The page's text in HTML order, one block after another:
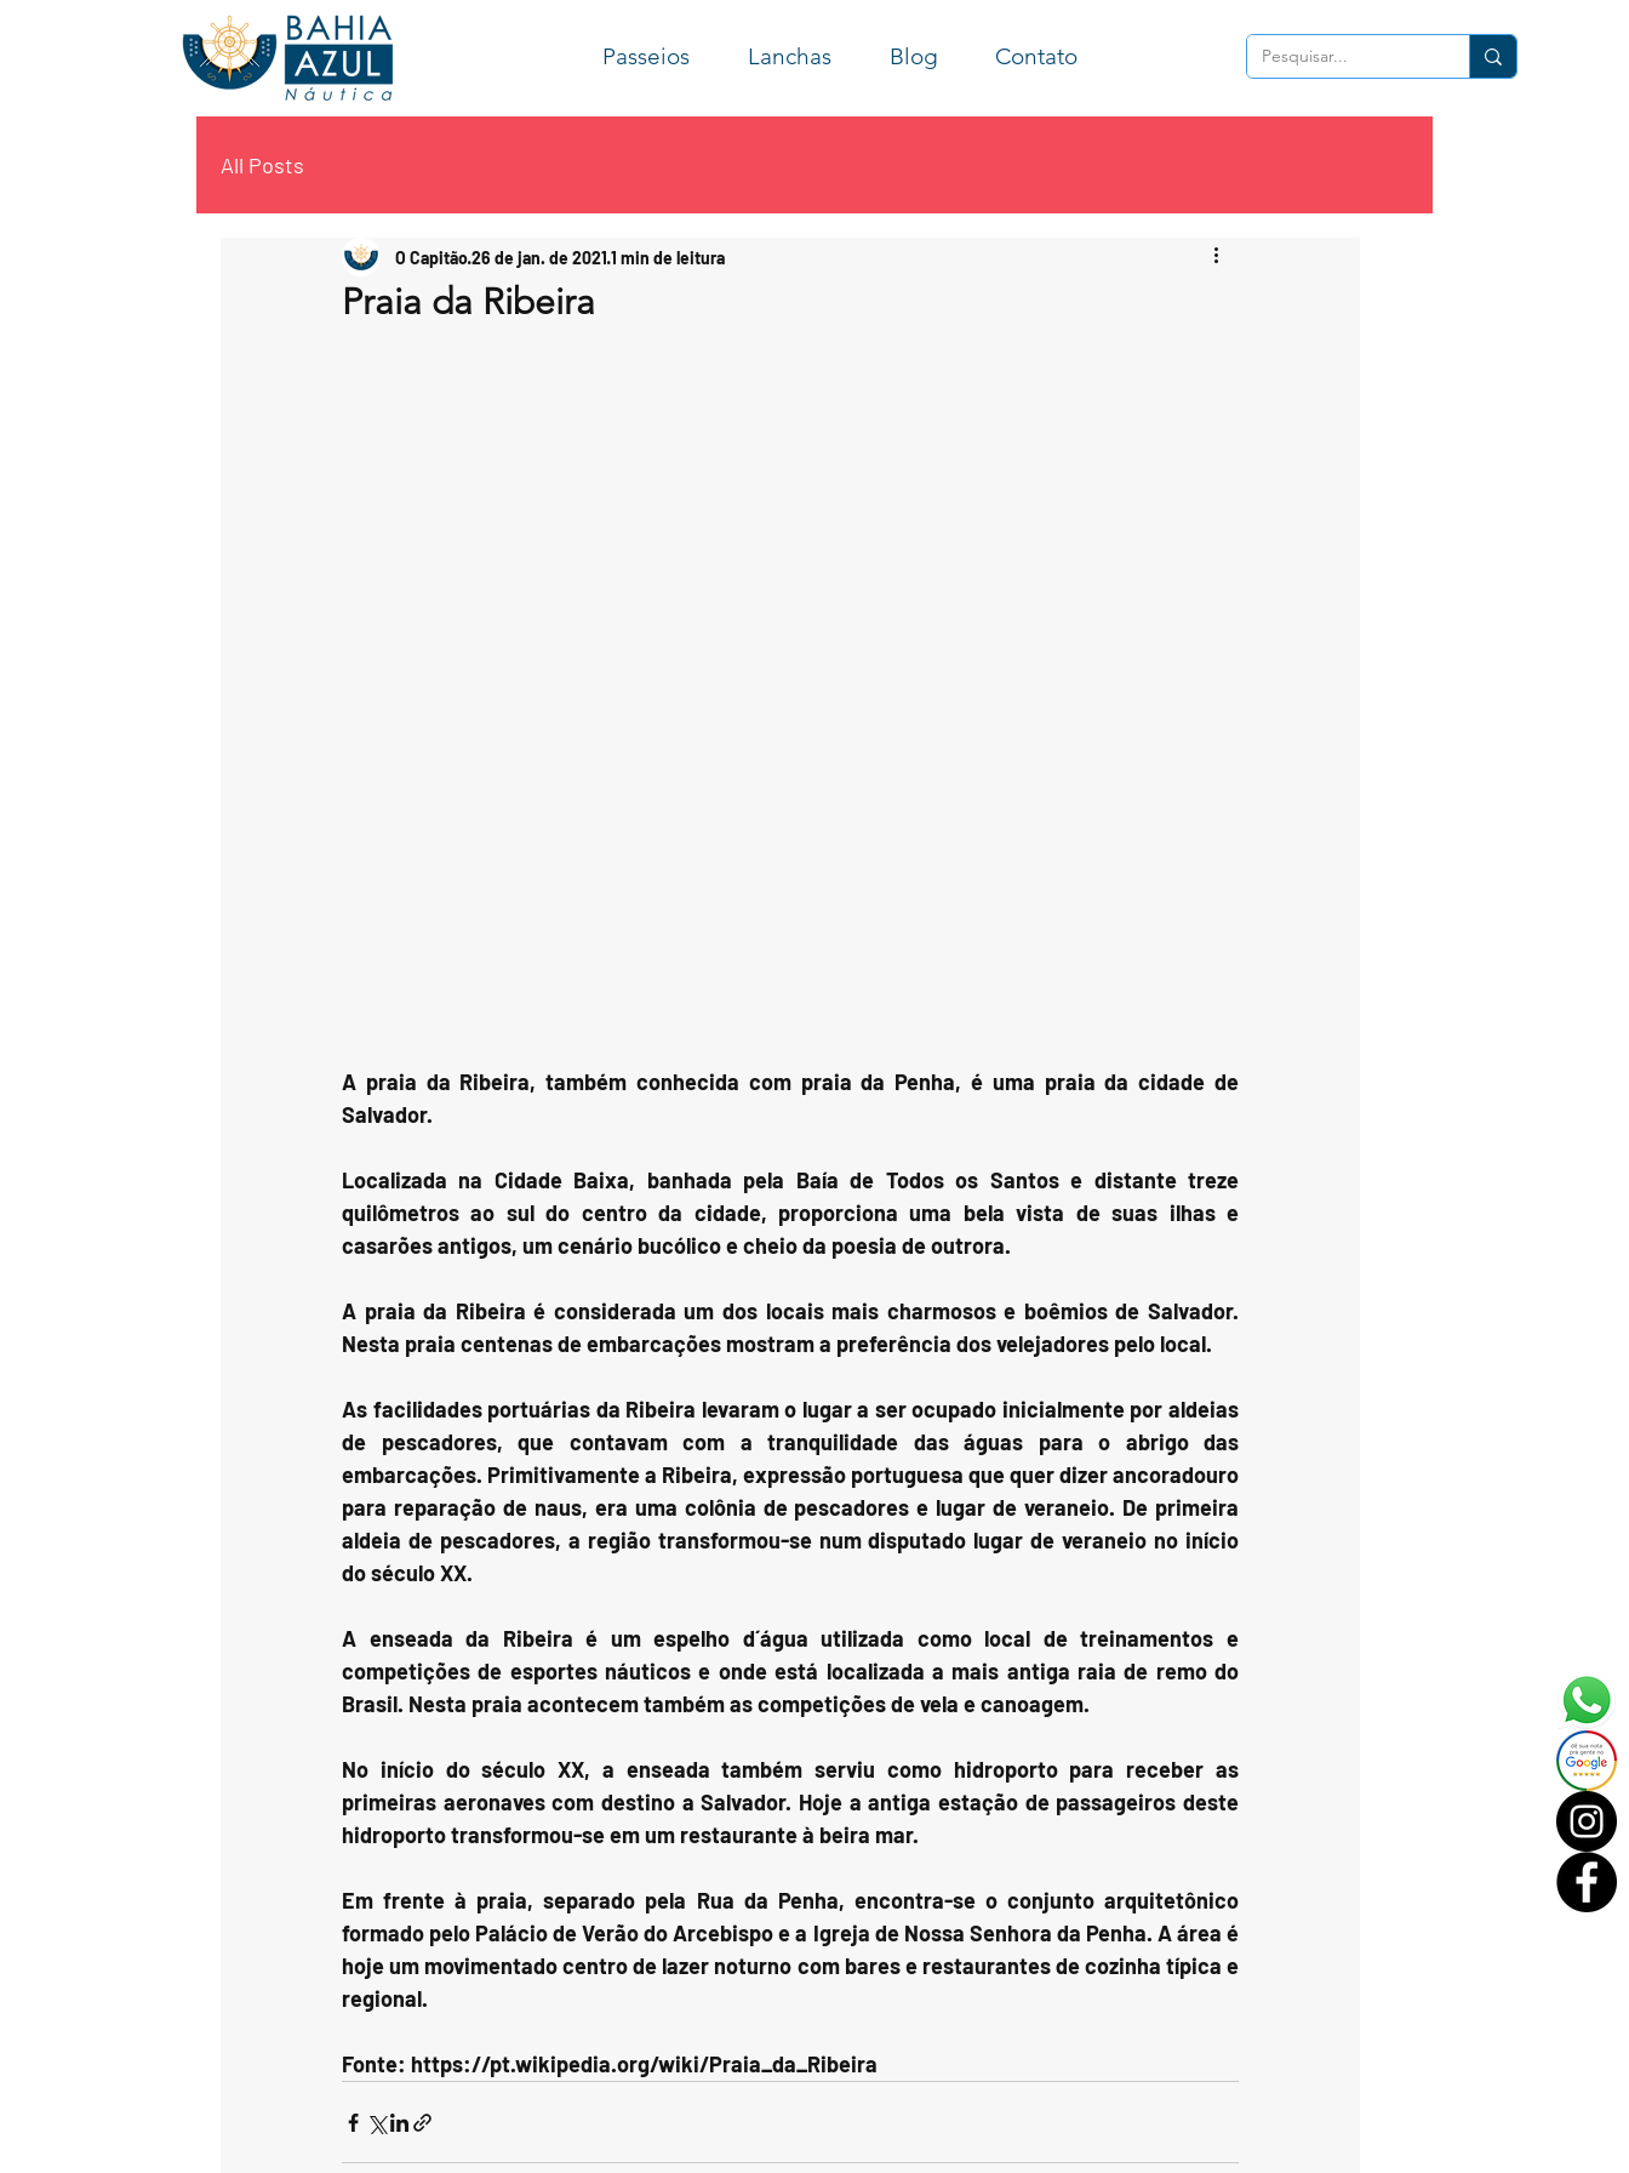
Passeios Lanchas Blog Contato
All Posts
Praia da Ribeira
O Capitão26 de jan. de 2021 1 min de leitura
A praia da Ribeira, também conhecida com praia da Penha, é uma praia da cidade de
Salvador.
Localizada na Cidade Baixa, banhada pela Baía de Todos os Santos e distante treze
quilômetros ao sul do centro da cidade, proporciona uma bela vista de suas ilhas e
casarões antigos, um cenário bucólico e cheio da poesia de outrora.
A praia da Ribeira é considerada um dos locais mais charmosos e boêmios de Salvador.
Nesta praia centenas de embarcações mostram a preferência dos velejadores pelo local.
As facilidades portuárias da Ribeira levaram o lugar a ser ocupado inicialmente por aldeias
de pescadores, que contavam com a tranquilidade das águas para o abrigo das
embarcações. Primitivamente a Ribeira, expressão portuguesa que quer dizer ancoradouro
para reparação de naus, era uma colônia de pescadores e lugar de veraneio. De primeira
aldeia de pescadores, a região transformou-se num disputado lugar de veraneio no início
do século XX.
A enseada da Ribeira é um espelho d´água utilizada como local de treinamentos e
competições de esportes náuticos e onde está localizada a mais antiga raia de remo do
Brasil. Nesta praia acontecem também as competições de vela e canoagem.
No início do século XX, a enseada também serviu como hidroporto para receber as
primeiras aeronaves com destino a Salvador. Hoje a antiga estação de passageiros deste
hidroporto transformou-se em um restaurante à beira mar.
Em frente à praia, separado pela Rua da Penha, encontra-se o conjunto arquitetônico
formado pelo Palácio de Verão do Arcebispo e a Igreja de Nossa Senhora da Penha. A área é
hoje um movimentado centro de lazer noturno com bares e restaurantes de cozinha típica e
regional.
Fonte: https://pt.wikipedia.org/wiki/Praia_da_Ribeira